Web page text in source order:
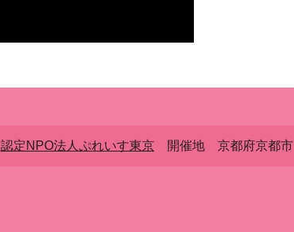
認定NPO法人ぷれいす東京開催地 京都府京都市